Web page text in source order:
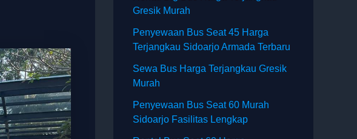
Gresik Murah
Penyewaan Bus Seat 45 Harga
Terjangkau Sidoarjo Armada Terbaru
Sewa Bus Harga Terjangkau Gresik
Murah
Penyewaan Bus Seat 60 Murah
Sidoarjo Fasilitas Lengkap